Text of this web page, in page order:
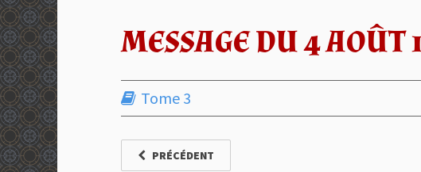
MESSAGE DU 4 AOÛT
Tome 3
PRÉCÉDENT